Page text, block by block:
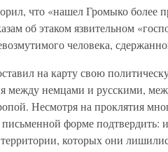
что «нашел Громыко более
об этаком язвительном
человека,
на карту свою
между немцами и русскими,
Несмотря на проклятия
форме
которых они